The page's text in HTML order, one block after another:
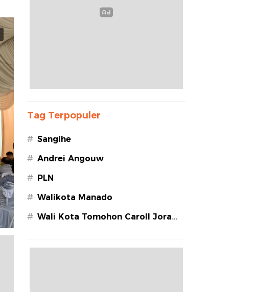
Tag Terpopuler
# Sangihe
# Andrei Angouw
# PLN
# Walikota Manado
# Wali Kota Tomohon Caroll Joram